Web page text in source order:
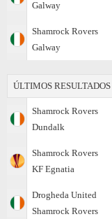
Galway
Shamrock Rovers
Galway
ÚLTIMOS RESULTADOS
Shamrock Rovers
Dundalk
Shamrock Rovers
KF Egnatia
Drogheda United
Shamrock Rovers